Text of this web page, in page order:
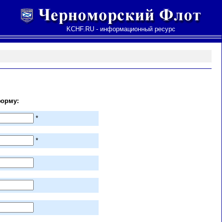
KCHF.RU - информационный ресурс
му:
*
*